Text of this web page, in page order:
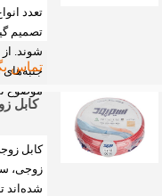
تعدد
تصمیم
شوند. از
موضوع
تماس
کابل زوجی
زوجی،
شده‌اند